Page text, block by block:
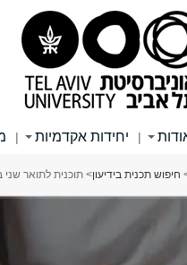
| יחידות אקדמיות |
נמצא כאן
חיפוש תכנית בידיעון> תוכנית לתואר שני